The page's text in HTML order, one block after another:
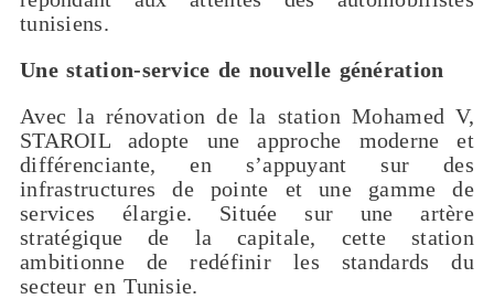
tunisiens.
Une station-service de nouvelle génération
Avec la rénovation de la station Mohamed V,
STAROIL adopte une approche moderne et
différenciante, en s’appuyant sur des
infrastructures de pointe et une gamme de
services élargie. Située sur une artère
stratégique de la capitale, cette station
ambitionne de redéfinir les standards du
secteur en Tunisie.